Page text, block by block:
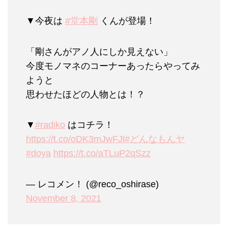
▼今夜は #堂本剛 くんが登場！
「剛さんがアノ人にしか見えない」
今度モノマネのコーナーあったらやってみ
ようと
思わせたほどの人物とは！？
▼ #radiko はコチラ！
https://t.co/oDK3mJwFJl #どんなもんヤ
#doya https://t.co/aTLuP2qSzz
— レコメン！ (@reco_oshirase)
November 8, 2021